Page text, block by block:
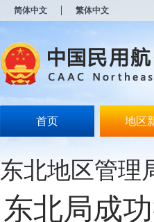
简体中文 繁体中文
首页 地区
东北地区管理
东北局成
开
无
障
说
Alt
加
浪
键